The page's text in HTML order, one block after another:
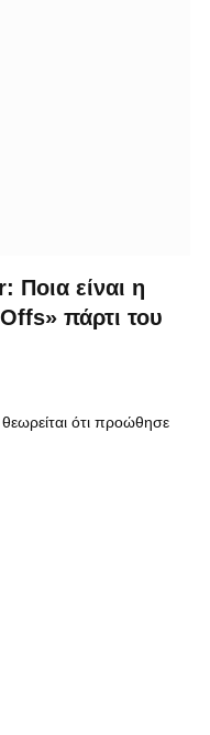
Ποια είναι η
πάρτι του
ότι προώθησε